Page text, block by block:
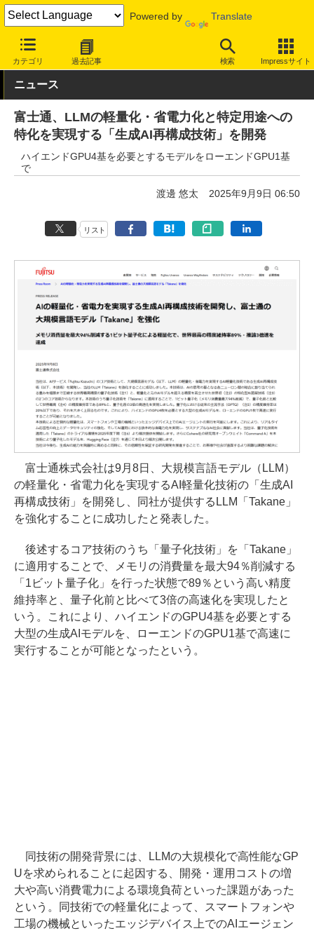
Powered by Translate
カテゴリ 過去記事 検索 Impressサイト
INTERNET Watch トピック
ニュース
富士通、LLMの軽量化・省電力化と特定用途への
特化を実現する「生成AI再構成技術」を開発
ハイエンドGPU4基を必要とするモデルをローエンドGPU1基
で
渡邊 悠太 2025年9月9日 06:50
リスト
富士通株式会社は9月8日、大規模言語モデル（LLM）
の軽量化・省電力化を実現するAI軽量化技術の「生成AI
再構成技術」を開発し、同社が提供するLLM「Takane」
を強化することに成功したと発表した。
後述するコア技術のうち「量子化技術」を「Takane」
に適用することで、メモリの消費量を最大94％削減する
「1ビット量子化」を行った状態で89％という高い精度
維持率と、量子化前と比べて3倍の高速化を実現したと
いう。これにより、ハイエンドのGPU4基を必要とする
大型の生成AIモデルを、ローエンドのGPU1基で高速に
実行することが可能となったという。
同技術の開発背景には、LLMの大規模化で高性能なGP
Uを求められることに起因する、開発・運用コストの増
大や高い消費電力による環境負荷といった課題があった
という。同技術での軽量化によって、スマートフォンや
工場の機械といったエッジデバイス上でのAIエージェン